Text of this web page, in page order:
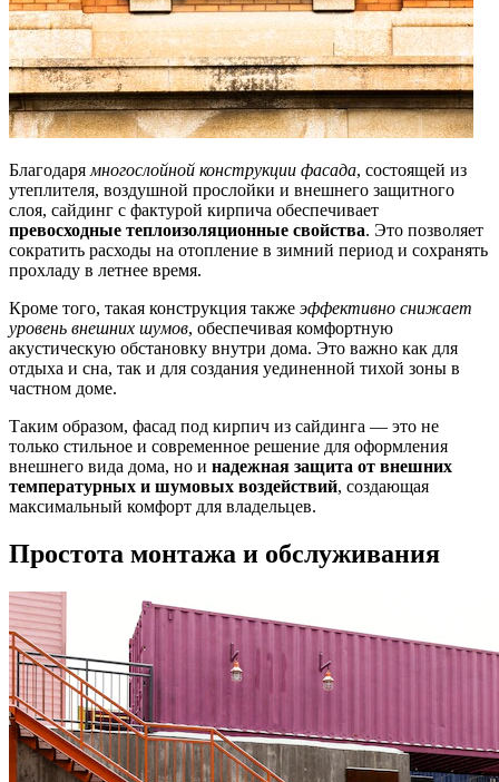
Благодаря многослойной конструкции фасада, состоящей из
утеплителя, воздушной прослойки и внешнего защитного
слоя, сайдинг с фактурой кирпича обеспечивает
превосходные теплоизоляционные свойства. Это позволяет
сократить расходы на отопление в зимний период и сохранять
прохладу в летнее время.
Кроме того, такая конструкция также эффективно снижает
уровень внешних шумов, обеспечивая комфортную
акустическую обстановку внутри дома. Это важно как для
отдыха и сна, так и для создания уединенной тихой зоны в
частном доме.
Таким образом, фасад под кирпич из сайдинга — это не
только стильное и современное решение для оформления
внешнего вида дома, но и надежная защита от внешних
температурных и шумовых воздействий, создающая
максимальный комфорт для владельцев.
Простота монтажа и обслуживания